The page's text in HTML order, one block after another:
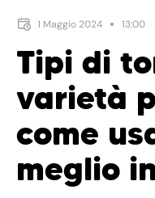
1 Maggio 2024 13:00
Tipi di
varietà
come
meglio